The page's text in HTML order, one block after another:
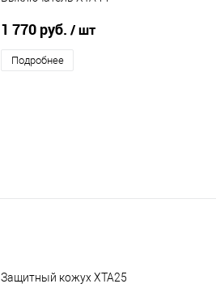
1 770 руб. / шт
Подробнее
Защитный кожух XTA25